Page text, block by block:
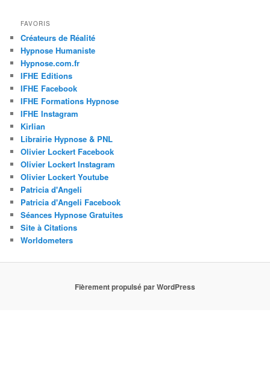
FAVORIS
Créateurs de Réalité
Hypnose Humaniste
Hypnose.com.fr
IFHE Editions
IFHE Facebook
IFHE Formations Hypnose
IFHE Instagram
Kirlian
Librairie Hypnose & PNL
Olivier Lockert Facebook
Olivier Lockert Instagram
Olivier Lockert Youtube
Patricia d'Angeli
Patricia d'Angeli Facebook
Séances Hypnose Gratuites
Site à Citations
Worldometers
Fièrement propulsé par WordPress